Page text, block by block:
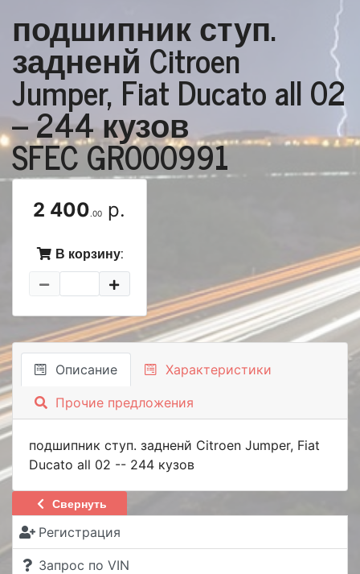
Свернуть
Регистрация
Запрос по VIN
подшипник ступ.
задненй Citroen
Jumper, Fiat Ducato all 02
-- 244 кузов
SFEC GR000991
2 400.00 р.
В корзину:
Описание Характеристики
Прочие предложения
подшипник ступ. задненй Citroen Jumper, Fiat
Ducato all 02 -- 244 кузов